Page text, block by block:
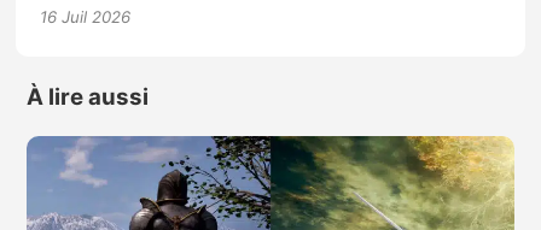
16 Juil 2026
À lire aussi